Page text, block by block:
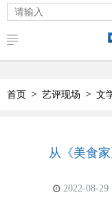
首页 > 艺评现场 > 文
从《美食
2022-08-29